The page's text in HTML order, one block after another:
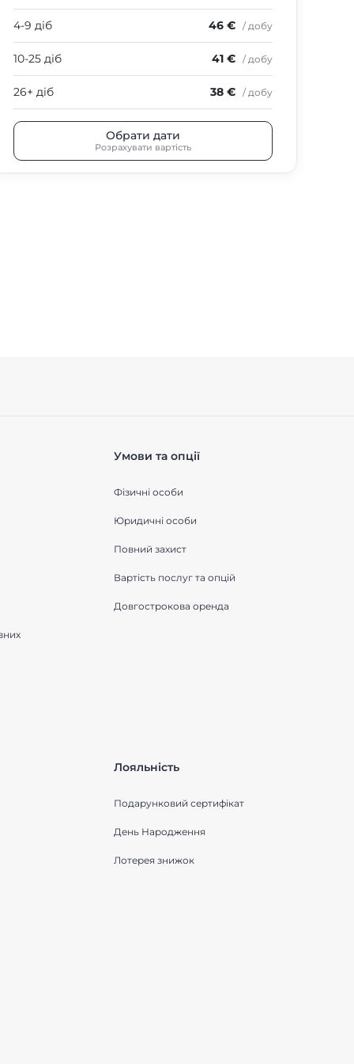
4-9 діб 46 € / добу
10-25 діб 41 € / добу
26+ діб 38 € / добу
Обрати дати
Розрахувати вартість
Умови та опції
Фізичні особи
Юридичні особи
Повний захист
Вартість послуг та опцій
Довгострокова оренда
Лояльність
Подарунковий сертифікат
День Народження
Лотерея знижок